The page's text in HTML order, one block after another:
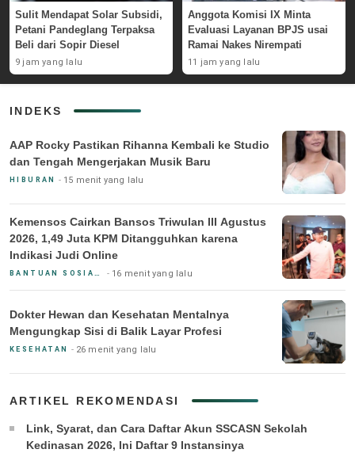
Sulit Mendapat Solar Subsidi,
Petani Pandeglang Terpaksa
Beli dari Sopir Diesel
9 jam yang lalu
Anggota Komisi IX Minta
Evaluasi Layanan BPJS usai
Ramai Nakes Nirempati
11 jam yang lalu
INDEKS
AAP Rocky Pastikan Rihanna Kembali ke Studio
dan Tengah Mengerjakan Musik Baru
HIBURAN 15 menit yang lalu
Kemensos Cairkan Bansos Triwulan III Agustus
2026, 1,49 Juta KPM Ditangguhkan karena
Indikasi Judi Online
16 menit yang lalu
Dokter Hewan dan Kesehatan Mentalnya
Mengungkap Sisi di Balik Layar Profesi
KESEHATAN 26 menit yang lalu
ARTIKEL REKOMENDASI
Link, Syarat, dan Cara Daftar Akun SSCASN Sekolah
Kedinasan 2026, Ini Daftar 9 Instansinya